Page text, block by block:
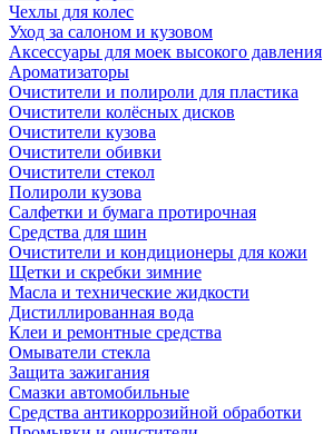
Чехлы для колес
Уход за салоном и кузовом
Аксессуары для моек высокого давления
Ароматизаторы
Очистители и полироли для пластика
Очистители колёсных дисков
Очистители кузова
Очистители обивки
Очистители стекол
Полироли кузова
Салфетки и бумага протирочная
Средства для шин
Очистители и кондиционеры для кожи
Щетки и скребки зимние
Масла и технические жидкости
Дистиллированная вода
Клеи и ремонтные средства
Омыватели стекла
Защита зажигания
Смазки автомобильные
Средства антикоррозийной обработки